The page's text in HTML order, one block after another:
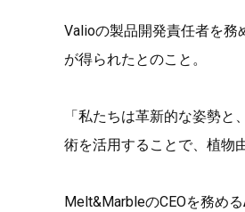
Valioの製品開発責任者を務
が得られたとのこと。
「私たちは革新的な姿勢
術を活用することで、植物
Melt&MarbleのCEOを務める